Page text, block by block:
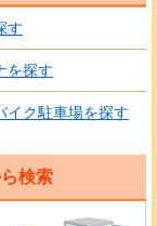
す
を探す
イク駐車場を探す
検索